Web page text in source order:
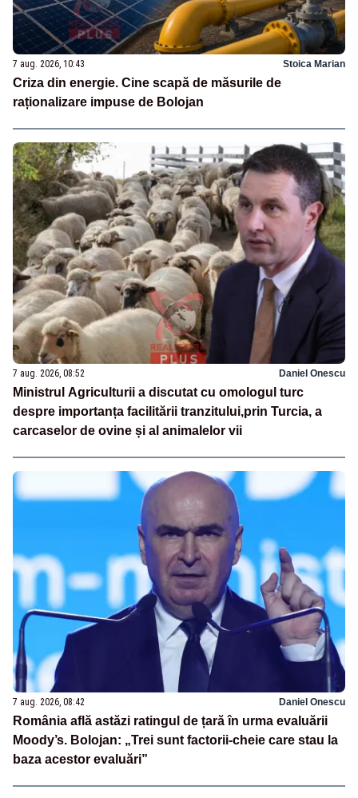
7 aug. 2026, 10:43 Stoica Marian
Criza din energie. Cine scapă de măsurile de
raționalizare impuse de Bolojan
7 aug. 2026, 08:52 Daniel Onescu
Ministrul Agriculturii a discutat cu omologul turc
despre importanța facilitării tranzitului,prin Turcia, a
carcaselor de ovine și al animalelor vii
7 aug. 2026, 08:42 Daniel Onescu
România află astăzi ratingul de țară în urma evaluării
Moody’s. Bolojan: „Trei sunt factorii-cheie care stau la
baza acestor evaluări”